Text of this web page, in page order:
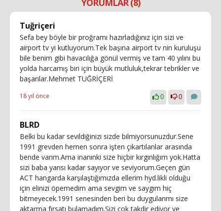
YORUMLAR (8)
Tuğriçeri
Sefa bey böyle bir proğramı hazırladığınız için sizi ve
airport tv yi kutluyorum.Tek başına airport tv nin kuruluşu
bile benim gibi havacılığa gönül vermiş ve tam 40 yılını bu
yolda harcamış biri için büyük mutluluk,tekrar tebrikler ve
başarılar.Mehmet TUĞRİÇERİ
18 yıl önce 0 0
BLRD
Belki bu kadar sevildiğinizi sizde bilmiyorsunuzdur.Sene
1991 grevden hemen sonra işten çıkartılanlar arasında
bende varım.Ama inanınki size hiçbir kırgınlığım yok.Hatta
sizi baba yarısı kadar sayıyor ve seviyorum.Geçen gün
ACT hangarda karşılaştığımızda ellerim hyd.likli olduğu
için elinizi öpemedim ama sevgim ve saygım hiç
bitmeyecek.1991 senesinden beri bu duygularımı size
aktarma fırsatı bulamadım.Sizi çok takdir ediyor ve